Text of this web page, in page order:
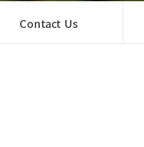
Contact Us